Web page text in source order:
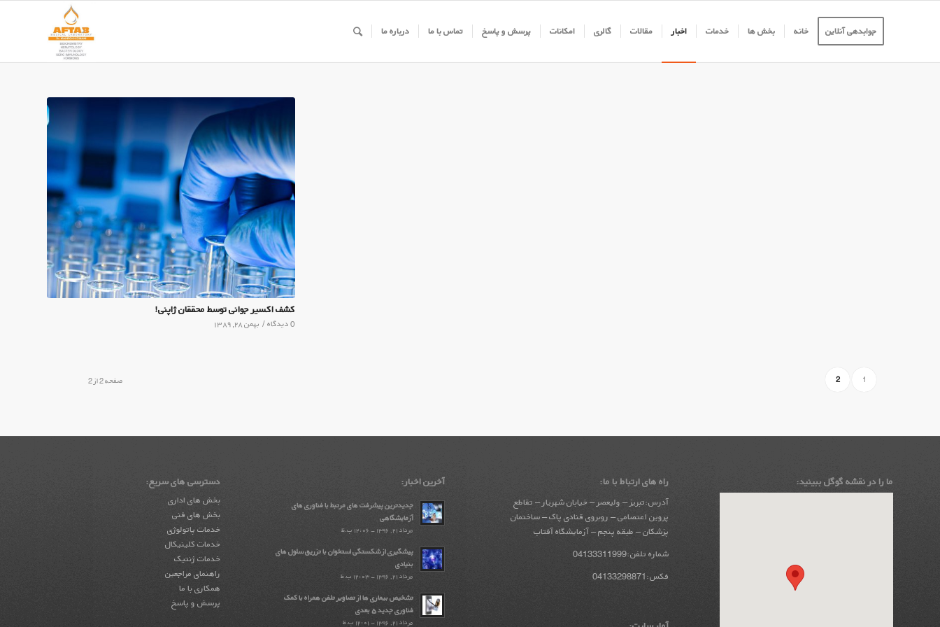
جوابدهی آنلاین خانه بخش ها خدمات اخبار مقالات گالری امکانات پرسش و پاسخ تماس با ما درباره ما
کشف اکسیر جوانی توسط محققان ژاپنی!
0 دیدگاه / بهمن ۲۸, ۱۳۸۹
صفحه 2 از 2 1
2
دسترسی های سریع:
بخش های اداری
بخش های فنی
خدمات پاتولوژی
خدمات کلینیکال
خدمات ژنتیک
راهنمای مراجعین
همکاری با ما
پرسش و پاسخ
آخرین اخبار:
جدیدترین پیشرفت های مرتبط با فناوری های
آزمایشگاهی
مرداد ۲۱, ۱۳۹۶ - ۱۲:۰۶ ب.ظ
پیشگیری از شکستگی استخوان با تزریق سلول های
بنیادی
مرداد ۲۱, ۱۳۹۶ - ۱۲:۰۳ ب.ظ
تشخیص بیماری ها از تصاویر تلفن همراه با کمک
فناوری جدید ۵ بعدی
مرداد ۲۱, ۱۳۹۶ - ۱۲:۰۱ ب.ظ
راه های ارتباط با ما:
آدرس:تبریز – ولیعصر – خیابان شهریار – تقاطع
پروین اعتصامی – روبروی قنادی پاک – ساختمان
پزشکان – طبقه پنجم – آزمایشگاه آفتاب
شماره تلفن:04133311999
فکس:04133298871
ما را در نقشه گوگل ببینید: